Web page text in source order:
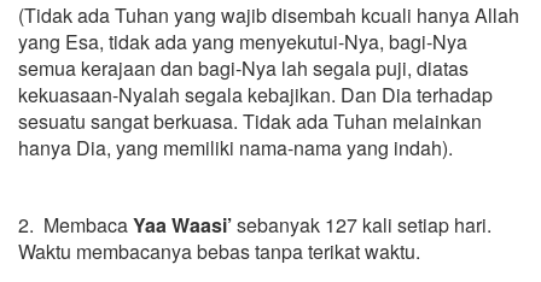
(Tidak ada Tuhan yang wajib disembah kcuali hanya Allah
yang Esa, tidak ada yang menyekutui-Nya, bagi-Nya
semua kerajaan dan bagi-Nya lah segala puji, diatas
kekuasaan-Nyalah segala kebajikan. Dan Dia terhadap
sesuatu sangat berkuasa. Tidak ada Tuhan melainkan
hanya Dia, yang memiliki nama-nama yang indah).
2. MembacaYaa Waasi’sebanyak 127 kali setiap hari.
Waktu membacanya bebas tanpa terikat waktu.